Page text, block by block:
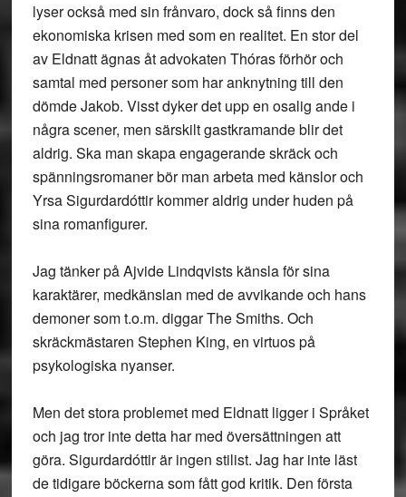
lyser också med sin frånvaro, dock så finns den
ekonomiska krisen med som en realitet. En stor del
av Eldnatt ägnas åt advokaten Thóras förhör och
samtal med personer som har anknytning till den
dömde Jakob. Visst dyker det upp en osalig ande i
några scener, men särskilt gastkramande blir det
aldrig. Ska man skapa engagerande skräck och
spänningsromaner bör man arbeta med känslor och
Yrsa Sigurdardóttir kommer aldrig under huden på
sina romanfigurer.
Jag tänker på Ajvide Lindqvists känsla för sina
karaktärer, medkänslan med de avvikande och hans
demoner som t.o.m. diggar The Smiths. Och
skräckmästaren Stephen King, en virtuos på
psykologiska nyanser.
Men det stora problemet med Eldnatt ligger i Språket
och jag tror inte detta har med översättningen att
göra. Sigurdardóttir är ingen stilist. Jag har inte läst
de tidigare böckerna som fått god kritik. Den första